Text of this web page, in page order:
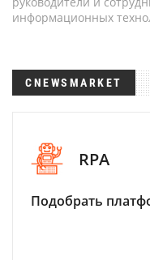
информационных
CNEWSMARKET
RPA
Подобрать